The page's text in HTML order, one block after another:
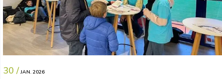
30 / JAN. 2026